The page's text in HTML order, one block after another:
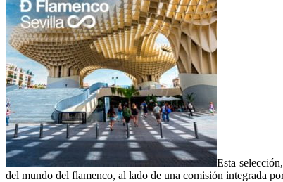
Esta
del mundo del flamenco, al lado de una comisión integrada